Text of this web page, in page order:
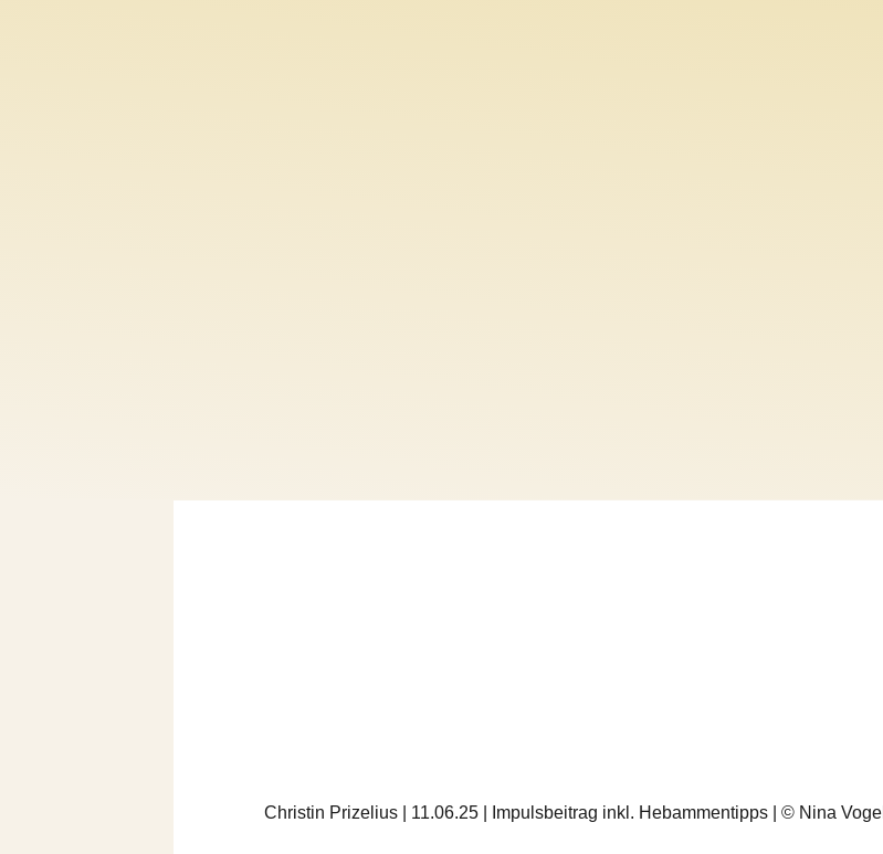
Christin Prizelius | 11.06.25 | Impulsbeitrag inkl. Hebammentipps | © Nina Vogel